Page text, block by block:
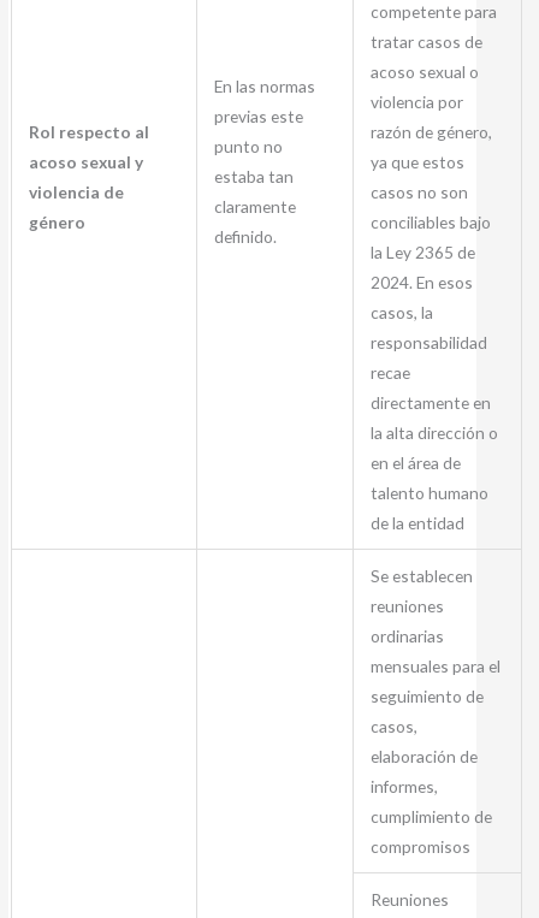
Rol respecto al
acoso sexual y
violencia de
género
En las normas
previas este
punto no
estaba tan
claramente
definido.
competente para
tratar casos de
acoso sexual o
violencia por
razón de género,
ya que estos
casos no son
conciliables bajo
la Ley 2365 de
2024. En esos
casos, la
responsabilidad
recae
directamente en
la alta dirección o
en el área de
talento humano
de la entidad
Se establecen
reuniones
ordinarias
mensuales para el
seguimiento de
casos,
elaboración de
informes,
cumplimiento de
compromisos
Reuniones